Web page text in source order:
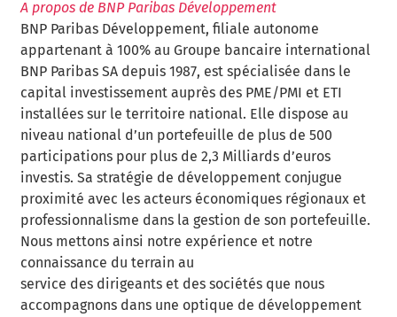
A propos de BNP Paribas Développement
BNP Paribas Développement, filiale autonome
appartenant à 100% au Groupe bancaire international
BNP Paribas SA depuis 1987, est spécialisée dans le
capital investissement auprès des PME/PMI et ETI
installées sur le territoire national. Elle dispose au
niveau national d’un portefeuille de plus de 500
participations pour plus de 2,3 Milliards d’euros
investis. Sa stratégie de développement conjugue
proximité avec les acteurs économiques régionaux et
professionnalisme dans la gestion de son portefeuille.
Nous mettons ainsi notre expérience et notre
connaissance du terrain au
service des dirigeants et des sociétés que nous
accompagnons dans une optique de développement